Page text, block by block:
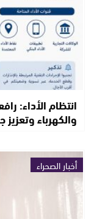
انتظام الأداء:
والكهرباء
أخبار الصحراء